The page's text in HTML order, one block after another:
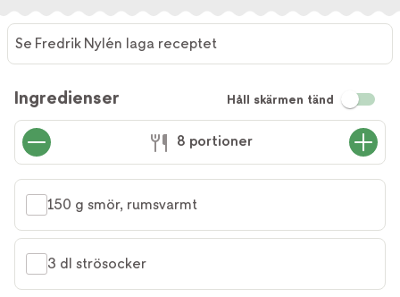
Fredrik
Nylén
laga
receptet
Se Fredrik Nylén laga receptet
Ingredienser Håll skärmen tänd
8 portioner
150 g smör, rumsvarmt
3 dl strösocker